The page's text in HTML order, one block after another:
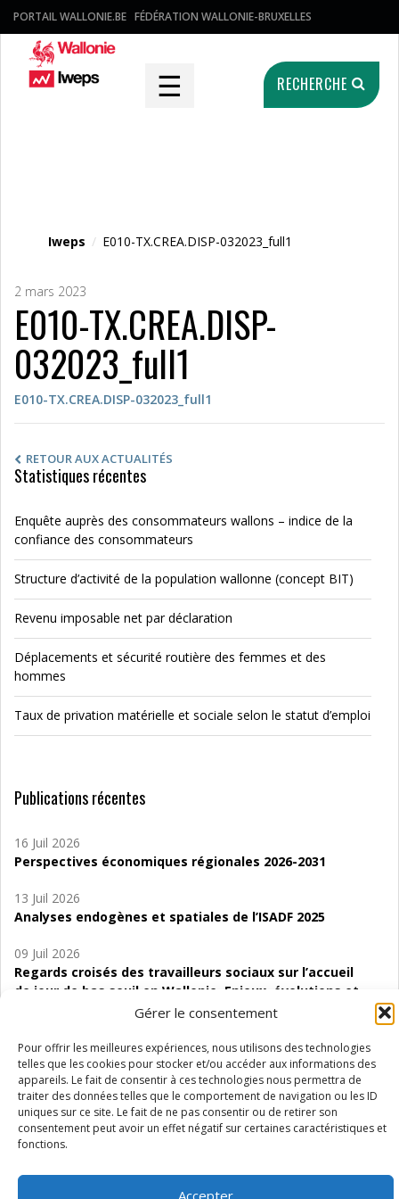
Gérer le consentement
Pour offrir les meilleures expériences, nous utilisons des technologies
telles que les cookies pour stocker et/ou accéder aux informations des
appareils. Le fait de consentir à ces technologies nous permettra de
traiter des données telles que le comportement de navigation ou les ID
uniques sur ce site. Le fait de ne pas consentir ou de retirer son
consentement peut avoir un effet négatif sur certaines caractéristiques et
fonctions.
Accepter
PORTAIL WALLONIE.BE FÉDÉRATION WALLONIE-BRUXELLES
☰ RECHERCHE
Iweps / E010-TX.CREA.DISP-032023_full1
2 mars 2023
E010-TX.CREA.DISP-
032023_full1
E010-TX.CREA.DISP-032023_full1
RETOUR AUX ACTUALITÉS
Statistiques récentes
Enquête auprès des consommateurs wallons – indice de la
confiance des consommateurs
Structure d’activité de la population wallonne (concept BIT)
Revenu imposable net par déclaration
Déplacements et sécurité routière des femmes et des
hommes
Taux de privation matérielle et sociale selon le statut d’emploi
Publications récentes
16 Juil 2026
Perspectives économiques régionales 2026-2031
13 Juil 2026
Analyses endogènes et spatiales de l’ISADF 2025
09 Juil 2026
Regards croisés des travailleurs sociaux sur l’accueil
de jour de bas seuil en Wallonie. Enjeux, évolutions et
06 Juil 2026
Étude d’évaluabilité des Structures
d’accompagnement à l’autocréation d’emploi (SAACE)
01 Juil 2026
Pénurie du personnel infirmier :quels indicateurs
Wallonie ?